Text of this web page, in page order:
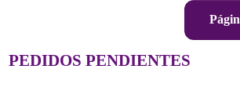
PEDIDOS PENDIENTES